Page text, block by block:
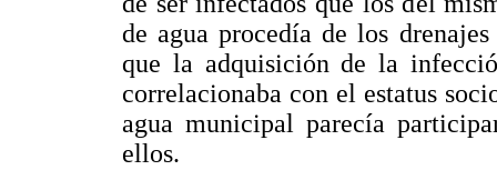
de agua procedía de los
que la adquisición de la
correlacionaba con el estatus
agua municipal parecía
ellos.